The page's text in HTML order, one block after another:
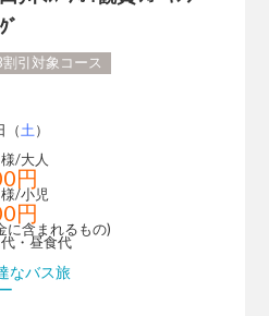
ﾞ
引対象コース
（土）
/大人
円
/小児
円
に含まれるもの)
・昼食代
なバス旅